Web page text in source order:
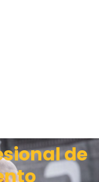
de